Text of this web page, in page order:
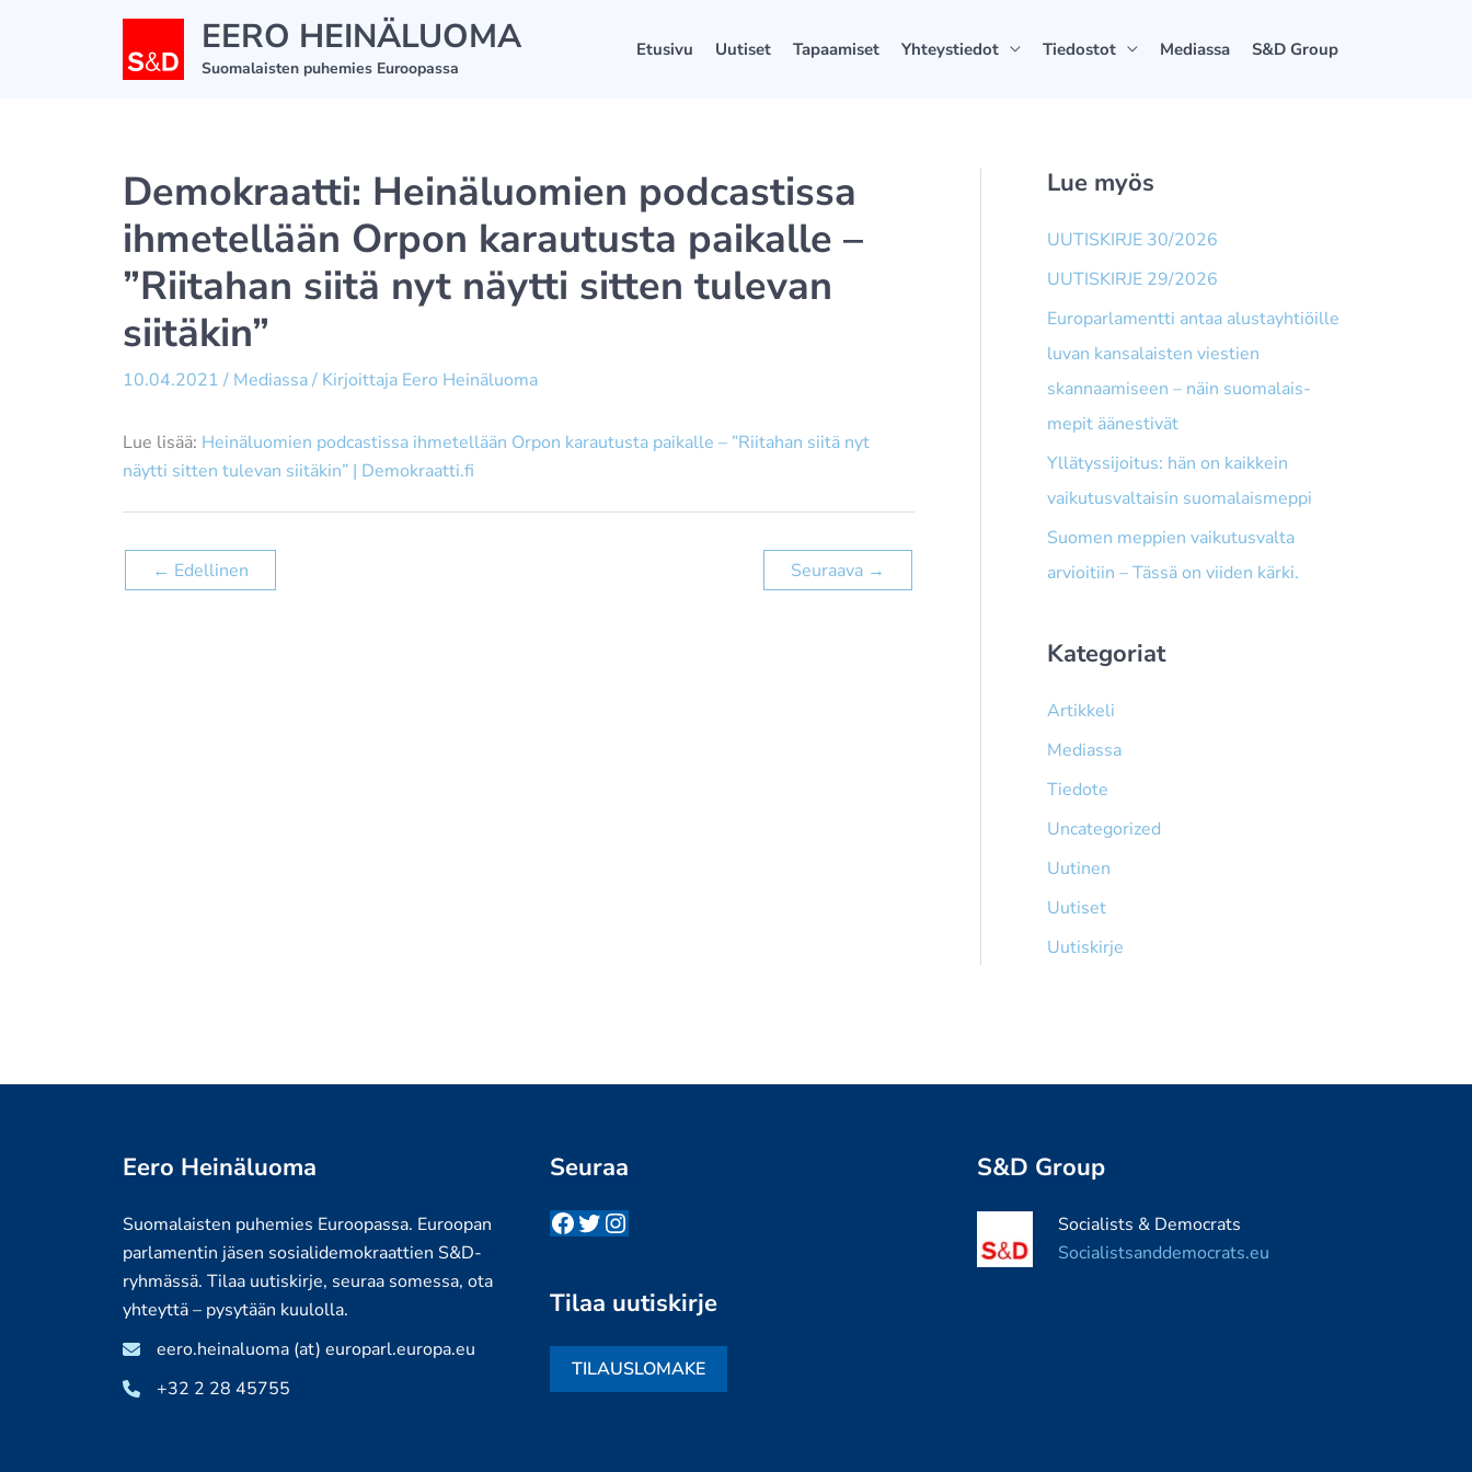
EERO HEINÄLUOMA
Suomalaisten puhemies Euroopassa
Etusivu Uutiset Tapaamiset Yhteystiedot Tiedostot Mediassa S&D Group
Demokraatti: Heinäluomien podcastissa
ihmetellään Orpon karautusta paikalle –
”Riitahan siitä nyt näytti sitten tulevan
siitäkin”
10.04.2021 / Mediassa/ Kirjoittaja Eero Heinäluoma
Lue lisää: Heinäluomien podcastissa ihmetellään Orpon karautusta paikalle – ”Riitahan siitä nyt
näytti sitten tulevan siitäkin” | Demokraatti.fi
← Edellinen Seuraava →
Lue myös
UUTISKIRJE 30/2026
UUTISKIRJE 29/2026
Europarlamentti antaa alusta­yhtiöille
luvan kansalaisten viestien
skannaamiseen – näin suomalais­
mepit äänestivät
Yllätyssijoitus: hän on kaikkein
vaikutusvaltaisin suomalaismeppi
Suomen meppien vaikutusvalta
arvioitiin – Tässä on viiden kärki.
Kategoriat
Artikkeli
Mediassa
Tiedote
Uncategorized
Uutinen
Uutiset
Uutiskirje
Eero Heinäluoma
Suomalaisten puhemies Euroopassa. Euroopan
parlamentin jäsen sosialidemokraattien S&D-
ryhmässä. Tilaa uutiskirje, seuraa somessa, ota
yhteyttä – pysytään kuulolla.
eero.heinaluoma (at) europarl.europa.eu
+32 2 28 45755
Seuraa
Facebook
Twitter
Instagram
Tilaa uutiskirje
TILAUSLOMAKE
S&D Group
Socialists & Democrats
Socialistsanddemocrats.eu